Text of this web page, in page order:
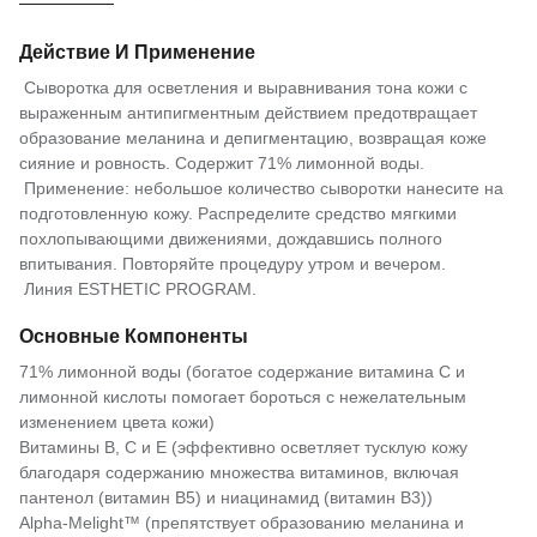
Действие И Применение
Сыворотка для осветления и выравнивания тона кожи с
выраженным антипигментным действием предотвращает
образование меланина и депигментацию, возвращая коже
сияние и ровность. Содержит 71% лимонной воды.
Применение: небольшое количество сыворотки нанесите на
подготовленную кожу. Распределите средство мягкими
похлопывающими движениями, дождавшись полного
впитывания. Повторяйте процедуру утром и вечером.
Линия ESTHETIC PROGRAM.
Основные Компоненты
71% лимонной воды (богатое содержание витамина С и
лимонной кислоты помогает бороться с нежелательным
изменением цвета кожи)
Витамины B, C и E (эффективно осветляет тусклую кожу
благодаря содержанию множества витаминов, включая
пантенол (витамин B5) и ниацинамид (витамин B3))
Alpha-Melight™ (препятствует образованию меланина и